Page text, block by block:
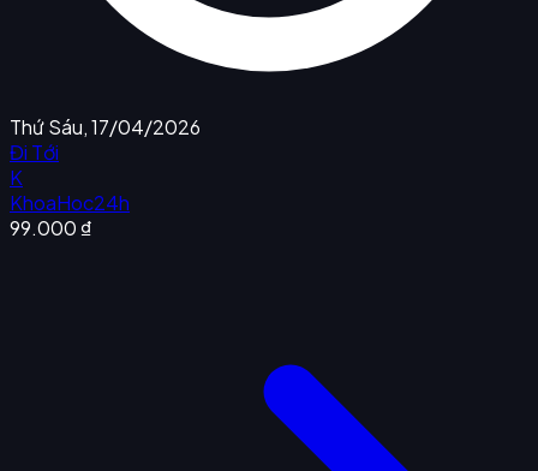
Thứ Sáu, 17/04/2026
Đi Tới
K
KhoaHoc24h
99.000 ₫